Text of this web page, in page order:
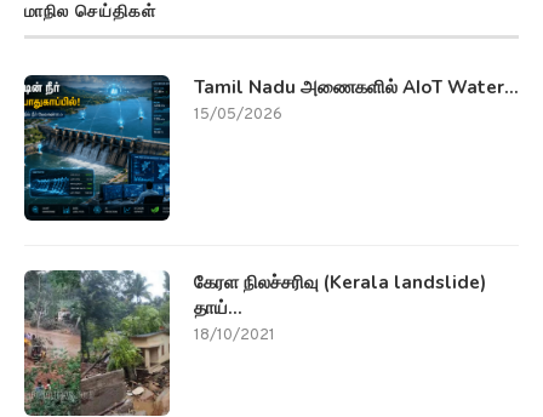
மாநில செய்திகள்
Tamil Nadu அணைகளில் AIoT Water...
15/05/2026
கேரள நிலச்சரிவு (Kerala landslide)
தாய்...
18/10/2021